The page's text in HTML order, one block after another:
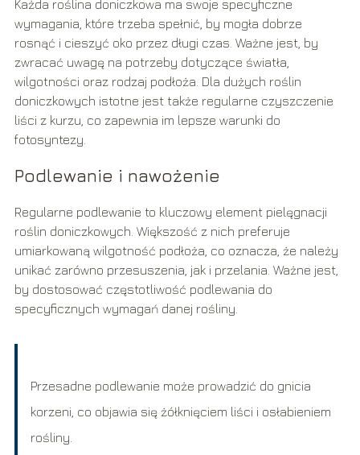
Każda roślina doniczkowa ma swoje specyficzne
wymagania, które trzeba spełnić, by mogła dobrze
rosnąć i cieszyć oko przez długi czas. Ważne jest, by
zwracać uwagę na potrzeby dotyczące światła,
wilgotności oraz rodzaj podłoża. Dla dużych roślin
doniczkowych istotne jest także regularne czyszczenie
liści z kurzu, co zapewnia im lepsze warunki do
fotosyntezy.
Podlewanie i nawożenie
Regularne podlewanie to kluczowy element pielęgnacji
roślin doniczkowych. Większość z nich preferuje
umiarkowaną wilgotność podłoża, co oznacza, że należy
unikać zarówno przesuszenia, jak i przelania. Ważne jest,
by dostosować częstotliwość podlewania do
specyficznych wymagań danej rośliny.
Przesadne podlewanie może prowadzić do gnicia
korzeni, co objawia się żółknięciem liści i osłabieniem
rośliny.